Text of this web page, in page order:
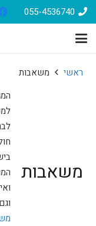
055-4536740
ראשי משאבות
משאבות